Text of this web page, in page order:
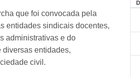
que foi convocada pela
entidades sindicais docentes,
administrativas e do
diversas entidades,
civil.